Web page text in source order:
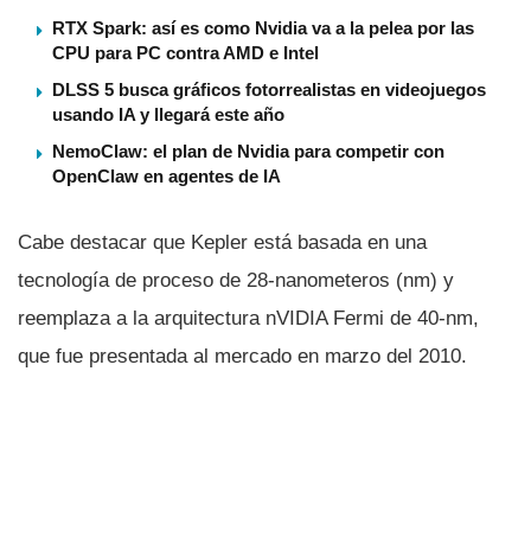
RTX Spark: así es como Nvidia va a la pelea por las
CPU para PC contra AMD e Intel
DLSS 5 busca gráficos fotorrealistas en videojuegos
usando IA y llegará este año
NemoClaw: el plan de Nvidia para competir con
OpenClaw en agentes de IA
Cabe destacar que Kepler está basada en una
tecnologí­a de proceso de 28-nanometeros (nm) y
reemplaza a la arquitectura nVIDIA Fermi de 40-nm,
que fue presentada al mercado en marzo del 2010.